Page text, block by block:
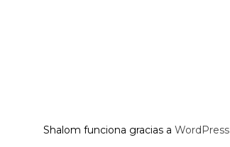
Shalom funciona gracias a WordPress